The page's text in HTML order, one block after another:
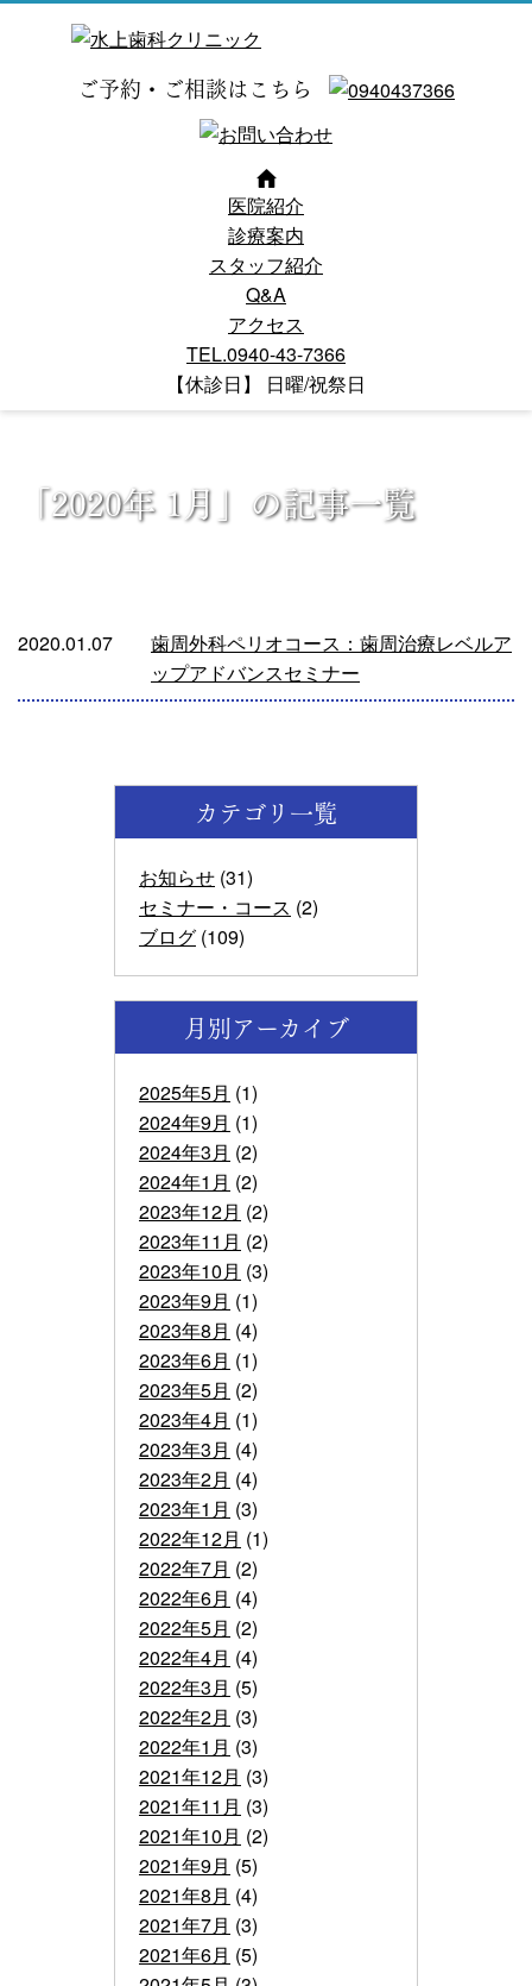
ご予約・ご相談はこちら
医院紹介
診療案内
スタッフ紹介
Q&A
アクセス
TEL.0940-43-7366
【休診日】 日曜/祝祭日
「2020年 1月」の記事一覧
2020.01.07
歯周外科ペリオコース：歯周治療レベルア
ップアドバンスセミナー
カテゴリ一覧
お知らせ (31)
セミナー・コース (2)
ブログ (109)
月別アーカイブ
2025年5月 (1)
2024年9月 (1)
2024年3月 (2)
2024年1月 (2)
2023年12月 (2)
2023年11月 (2)
2023年10月 (3)
2023年9月 (1)
2023年8月 (4)
2023年6月 (1)
2023年5月 (2)
2023年4月 (1)
2023年3月 (4)
2023年2月 (4)
2023年1月 (3)
2022年12月 (1)
2022年7月 (2)
2022年6月 (4)
2022年5月 (2)
2022年4月 (4)
2022年3月 (5)
2022年2月 (3)
2022年1月 (3)
2021年12月 (3)
2021年11月 (3)
2021年10月 (2)
2021年9月 (5)
2021年8月 (4)
2021年7月 (3)
2021年6月 (5)